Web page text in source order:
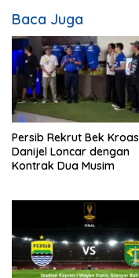
Baca Juga
Persib Rekrut Bek
Danijel Loncar dengan
Kontrak Dua Musim